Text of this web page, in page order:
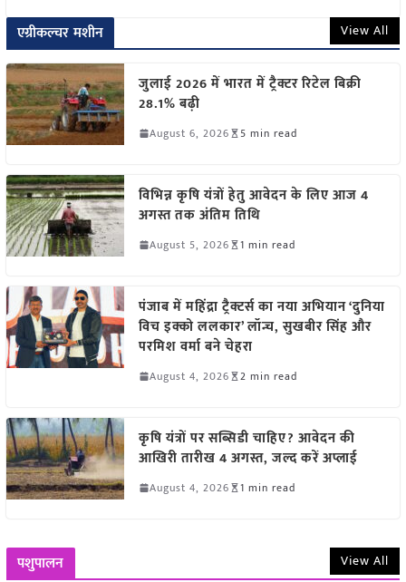
एग्रीकल्चर मशीन View All
जुलाई 2026 में भारत में ट्रैक्टर रिटेल बिक्री
28.1% बढ़ी
August 6, 2026 5 min read
विभिन्न कृषि यंत्रों हेतु आवेदन के लिए आज 4
अगस्त तक अंतिम तिथि
August 5, 2026 1 min read
पंजाब में महिंद्रा ट्रैक्टर्स का नया अभियान ‘दुनिया
विच इक्को ललकार’ लॉन्च, सुखबीर सिंह और
परमिश वर्मा बने चेहरा
August 4, 2026 2 min read
कृषि यंत्रों पर सब्सिडी चाहिए? आवेदन की
आखिरी तारीख 4 अगस्त, जल्द करें अप्लाई
August 4, 2026 1 min read
पशुपालन View All